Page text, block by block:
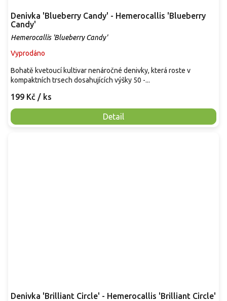
Denivka 'Blueberry Candy' - Hemerocallis 'Blueberry
Candy'
Hemerocallis 'Blueberry Candy'
Vyprodáno
199 Kč / ks
Detail
Bohatě kvetoucí kultivar nenáročné denivky, která roste v
kompaktních trsech dosahujících výšky 50 -...
Denivka 'Brilliant Circle' - Hemerocallis 'Brilliant Circle'